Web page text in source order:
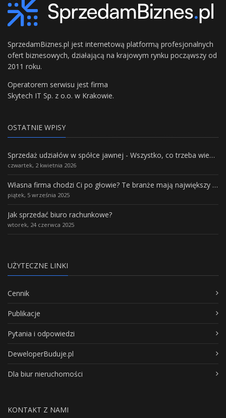
SprzedamBiznes.pl jest internetową platformą profesjonalnych
ofert biznesowych, działającą na krajowym rynku począwszy od
2011 roku.
Operatorem serwisu jest firma
Skytech IT Sp. z o.o. w Krakowie.
OSTATNIE WPISY
Sprzedaż udziałów w spółce jawnej - Wszystko, co trzeba wiedzieć.
czwartek, 2 kwietnia 2026
Własna firma chodzi Ci po głowie? Te branże mają największy potencjał rozwoju
piątek, 5 września 2025
Jak sprzedać biuro rachunkowe?
wtorek, 24 czerwca 2025
UŻYTECZNE LINKI
Cennik
Publikacje
Pytania i odpowiedzi
DeweloperBuduje.pl
Dla biur nieruchomości
KONTAKT Z NAMI